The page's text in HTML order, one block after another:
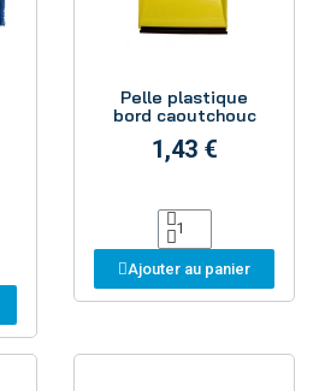
Pelle plastique
bord caoutchouc
1,43 €
Ajouter au panier